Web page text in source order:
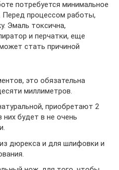
потребуется минимальное
Перед процессом работы,
Эмаль токсична,
и перчатки, еще
стать причиной
это обязательна
миллиметров.
приобретают 2
них будет в не очень
дюрекса и для шлифовки и